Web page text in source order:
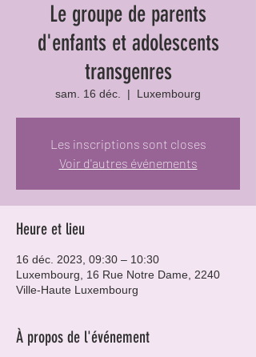
Le groupe de parents
d'enfants et adolescents
transgenres
sam. 16 déc.
  |
Luxembourg
Les inscriptions sont closes
Voir d'autres événements
Heure et lieu
16 déc. 2023, 09:30 – 10:30
Luxembourg, 16 Rue Notre Dame, 2240
Ville-Haute Luxembourg
À propos de l'événement